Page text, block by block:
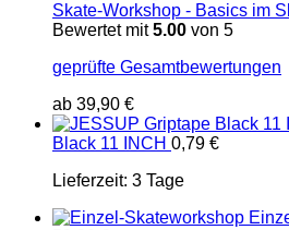
Skate-Workshop - Basics im
Bewertet mit5.00 von 5
geprüfte Gesamtbewertungen
ab 39,90 €
Black 11 INCH 0,79 €
Lieferzeit: 3 Tage